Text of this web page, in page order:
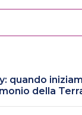
quando
della